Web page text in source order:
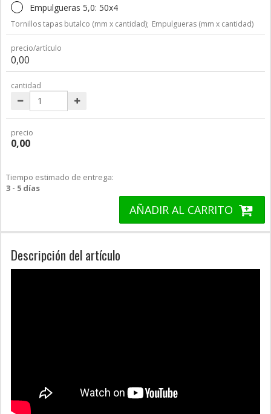
Empulgueras 5,0: 50x4
Tornillos tapas butalco (mm x cantidad); Empulgueras (mm x cantidad)
precio/artículo
0,00
cantidad
precio
0,00
Tiempo estimado de entrega:
3 - 5 días
AÑADIR AL CARRITO
Descripción del artículo